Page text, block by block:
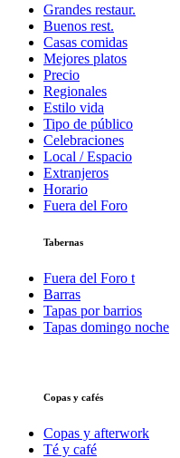
Grandes restaur.
Buenos rest.
Casas comidas
Mejores platos
Precio
Regionales
Estilo vida
Tipo de público
Celebraciones
Local / Espacio
Extranjeros
Horario
Fuera del Foro
Tabernas
Fuera del Foro t
Barras
Tapas por barrios
Tapas domingo noche
Copas y cafés
Copas y afterwork
Té y café